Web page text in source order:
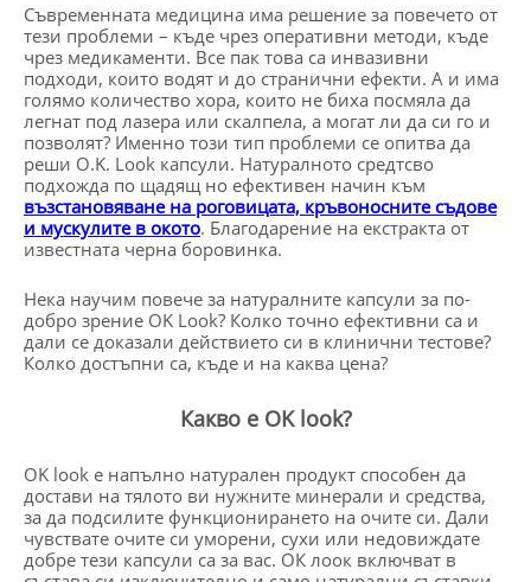
Съвременната медицина има решение за повечето от
тези проблеми – къде чрез оперативни методи, къде
чрез медикаменти. Все пак това са инвазивни
подходи, които водят и до странични ефекти. А и има
голямо количество хора, които не биха посмяла да
легнат под лазера или скалпела, а могат ли да си го и
позволят? Именно този тип проблеми се опитва да
реши O.K. Look капсули. Натуралното средтсво
подхожда по щадящ но ефективен начин към
възстановяване на роговицата, кръвоносните съдове
и мускулите в окото. Благодарение на екстракта от
известната черна боровинка.
Нека научим повече за натуралните капсули за по-
добро зрение OK Look? Колко точно ефективни са и
дали се доказали действието си в клинични тестове?
Колко достъпни са, къде и на каква цена?
Какво е OK look?
OK look е напълно натурален продукт способен да
достави на тялото ви нужните минерали и средства,
за да подсилите функционирането на очите си. Дали
чувствате очите си уморени, сухи или недовиждате
добре тези капсули са за вас. ОК лоок включват в